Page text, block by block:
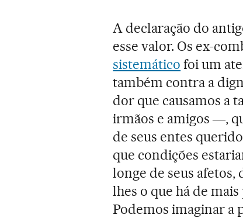
A declaração do
esse valor. Os ex-
sistemático foi um
também contra a
dor que causamos a
irmãos e amigos ―,
de seus entes
que condições
longe de seus afetos,
lhes o que há de
Podemos imaginar a